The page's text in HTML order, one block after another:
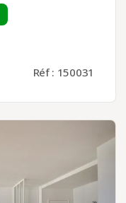
Réf : 150031